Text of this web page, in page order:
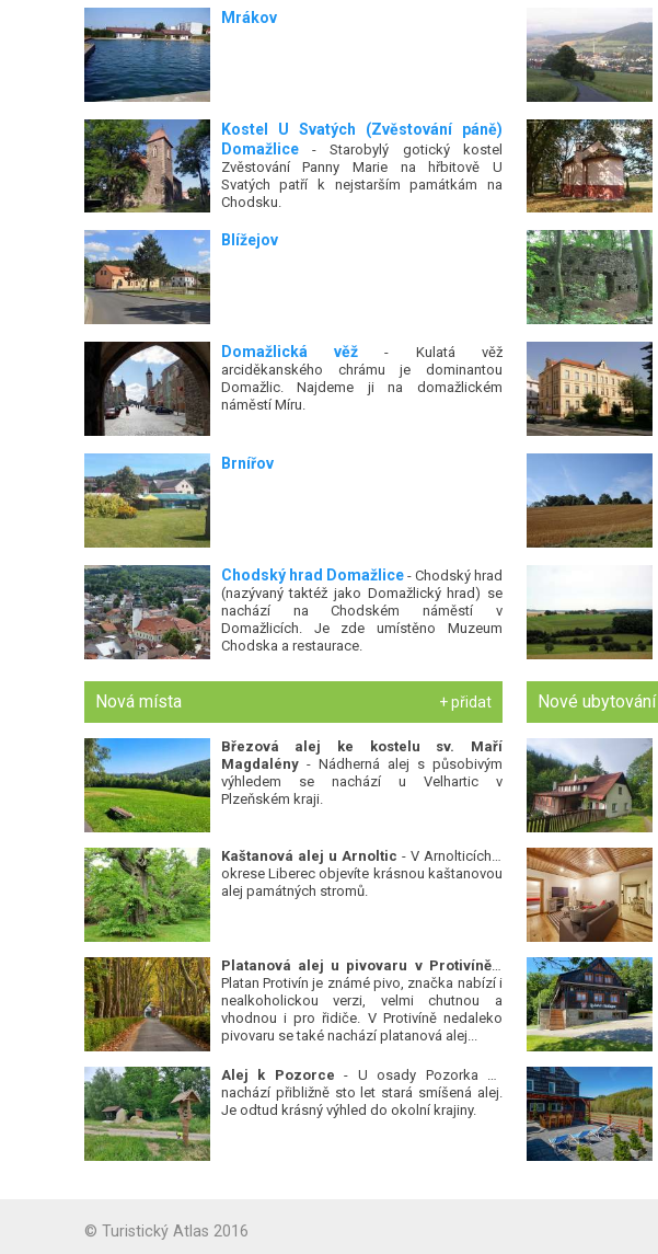
Mrákov
Kostel U Svatých (Zvěstování páně)
Domažlice- Starobylý gotický kostel
Zvěstování Panny Marie na hřbitově U
Svatých patří k nejstarším památkám na
Chodsku.
Blížejov
Domažlická věž - Kulatá věž
arciděkanského chrámu je dominantou
Domažlic. Najdeme ji na domažlickém
náměstí Míru.
Brnířov
Chodský hrad Domažlice- Chodský hrad
(nazývaný taktéž jako Domažlický hrad) se
nachází na Chodském náměstí v
Domažlicích. Je zde umístěno Muzeum
Chodska a restaurace.
Nová místa + přidat
Březová alej ke kostelu sv. Maří
Magdalény- Nádherná alej s působivým
výhledem se nachází u Velhartic v
Plzeňském kraji.
Kaštanová alej u Arnoltic - V Arnolticích v
okrese Liberec objevíte krásnou kaštanovou
alej památných stromů.
Platanová alej u pivovaru v Protivíně-
Platan Protivín je známé pivo, značka nabízí i
nealkoholickou verzi, velmi chutnou a
vhodnou i pro řidiče. V Protivíně nedaleko
pivovaru se také nachází platanová alej...
Alej k Pozorce - U osady Pozorka se
nachází přibližně sto let stará smíšená alej.
Je odtud krásný výhled do okolní krajiny.
Nové ubytování
© Turistický Atlas 2016